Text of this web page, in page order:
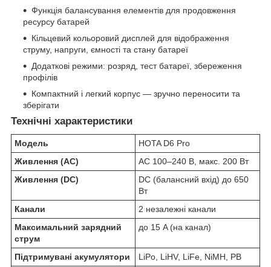
Функція балансування елементів для продовження
ресурсу батарей
Кільцевий кольоровий дисплей для відображення
струму, напруги, ємності та стану батареї
Додаткові режими: розряд, тест батареї, збереження
профілів
Компактний і легкий корпус — зручно переносити та
зберігати
Технічні характеристики
Модель
HOTA D6 Pro
Живлення (AC)
AC 100–240 В, макс. 200 Вт
Живлення (DC)
DC (балансний вхід) до 650
Вт
Канали
2 незалежні канали
Максимальний зарядний
струм
до 15 A (на канал)
Підтримувані акумулятори
LiPo, LiHV, LiFe, NiMH, PB